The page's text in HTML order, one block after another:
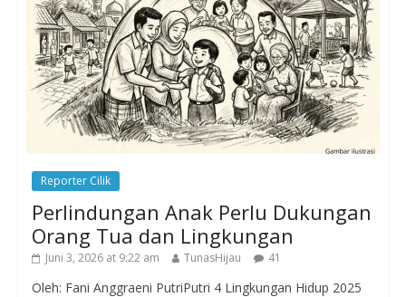
Reporter Cilik
Perlindungan Anak Perlu Dukungan
Orang Tua dan Lingkungan
Juni 3, 2026 at 9:22 am TunasHijau 41
Oleh: Fani Anggraeni PutriPutri 4 Lingkungan Hidup 2025